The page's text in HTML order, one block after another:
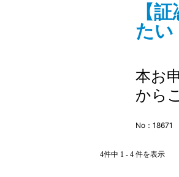
【
た
本お
から
No：18671
4件中 1 - 4 件を表示